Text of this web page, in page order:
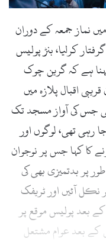
نماز جمعہ کے دوران
کرلیا، بنڑ پولیس
ہے کہ گرین چوک
اقبال پلازہ میں
جس کی آواز مسجد تک
رہی تھی، لوگوں اور
کا کہا جس پر نوجوان
پر بدتمیزی بھی کی
آئیں اور ٹریفک
بعد پولیس موقع پر
کے بعد عوام مشتعل